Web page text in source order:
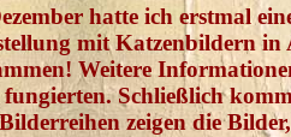
hatte ich erstmal
mit Katzenbildern
Weitere
fungierten. Schließlich
zeigen die